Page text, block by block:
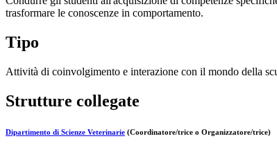
trasformare le conoscenze in comportamento.
Tipo
Attività di coinvolgimento e interazione con il mondo della
Strutture collegate
Dipartimento di Scienze Veterinarie (Coordinatore/trice o Organizzatore/trice)